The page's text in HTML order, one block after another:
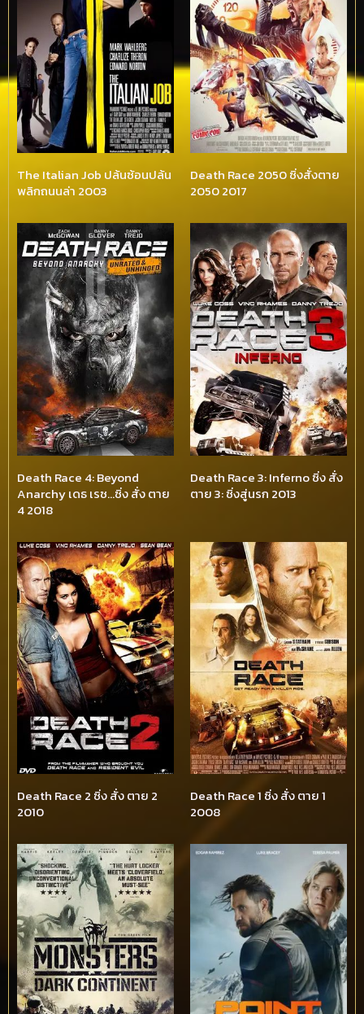
The Italian Job ปล้นซ้อนปล้น
พลิกถนนล่า 2003
Death Race 2050 ซิ่งสั่งตาย
2050 2017
Death Race 4: Beyond
Anarchy เดธ เรซ…ซิ่ง สั่ง ตาย
4 2018
Death Race 3: Inferno ซิ่ง สั่ง
ตาย 3: ซิ่งสู่นรก 2013
Death Race 2 ซิ่ง สั่ง ตาย 2
2010
Death Race 1 ซิ่ง สั่ง ตาย 1
2008